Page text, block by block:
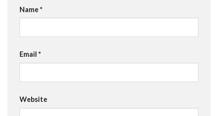
Name*
Email *
Website